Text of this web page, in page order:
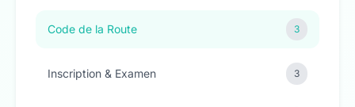
Code de la Route 3
Inscription & Examen 3